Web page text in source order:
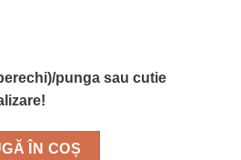
punga sau cutie
ÎN COȘ